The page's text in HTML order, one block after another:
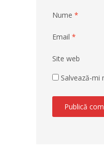
Nume *
Email *
Site web
Salvează-mi